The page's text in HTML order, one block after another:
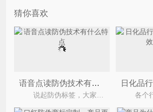
猜你喜欢
语音点读防伪技术有什么特点